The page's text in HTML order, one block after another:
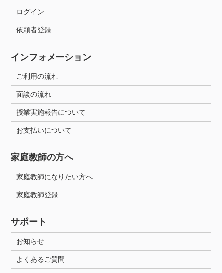
ログイン
依頼者登録
インフォメーション
ご利用の流れ
面談の流れ
授業実施報告について
お支払いについて
家庭教師の方へ
家庭教師になりたい方へ
家庭教師登録
サポート
お知らせ
よくあるご質問